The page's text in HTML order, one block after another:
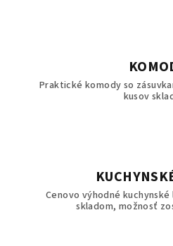
Praktické komody so
kusov
Cenovo výhodné
skladom, možnosť